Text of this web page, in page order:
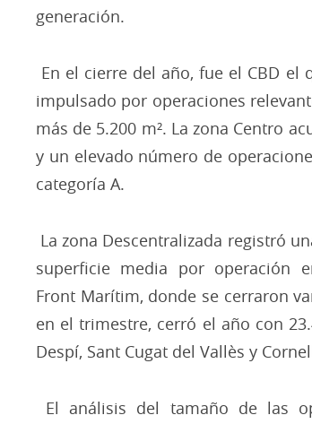
generación.
En el cierre del año, fue el CBD
impulsado por operaciones
más de 5.200 m². La zona Centro
y un elevado número de
categoría A.
La zona Descentralizada registró
superficie media por operación
Front Marítim, donde se cerraron
en el trimestre, cerró el año con
Despí, Sant Cugat del Vallès y
El análisis del tamaño de las